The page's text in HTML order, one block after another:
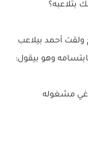
بتلاعبه؟
أحمد بيلاعب
وهو بيقول:
مشغوله